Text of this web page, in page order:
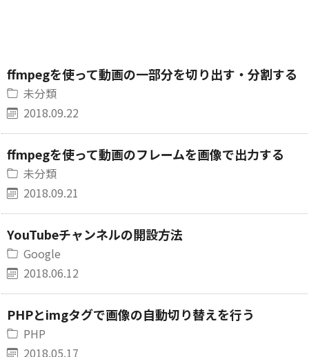
ffmpegを使って動画の一部分を切り出す・分割する
未分類
2018.09.22
ffmpegを使って動画のフレームを画像で出力する
未分類
2018.09.21
YouTubeチャンネルの開設方法
Google
2018.06.12
PHPとimgタグで画像の自動切り替えを行う
PHP
2018.05.17